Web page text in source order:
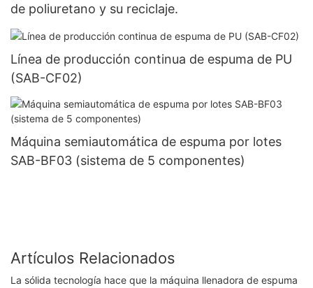
de poliuretano y su reciclaje.
Línea de producción continua de espuma de PU
(SAB-CF02)
Máquina semiautomática de espuma por lotes
SAB-BF03 (sistema de 5 componentes)
Artículos Relacionados
La sólida tecnología hace que la máquina llenadora de espuma